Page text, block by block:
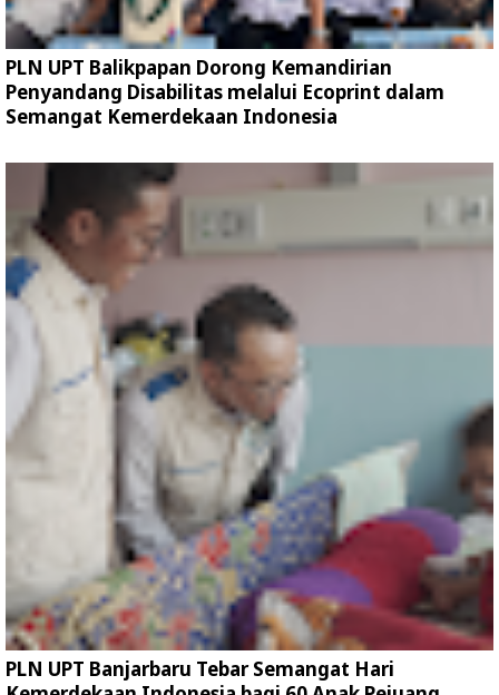
PLN UPT Balikpapan Dorong Kemandirian
Penyandang Disabilitas melalui Ecoprint dalam
Semangat Kemerdekaan Indonesia
PLN UPT Banjarbaru Tebar Semangat Hari